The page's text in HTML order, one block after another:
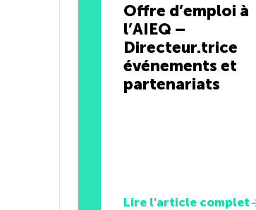
Offre d’emploi à
l’AIEQ –
Directeur.trice
événements et
partenariats
Lire l'article complet